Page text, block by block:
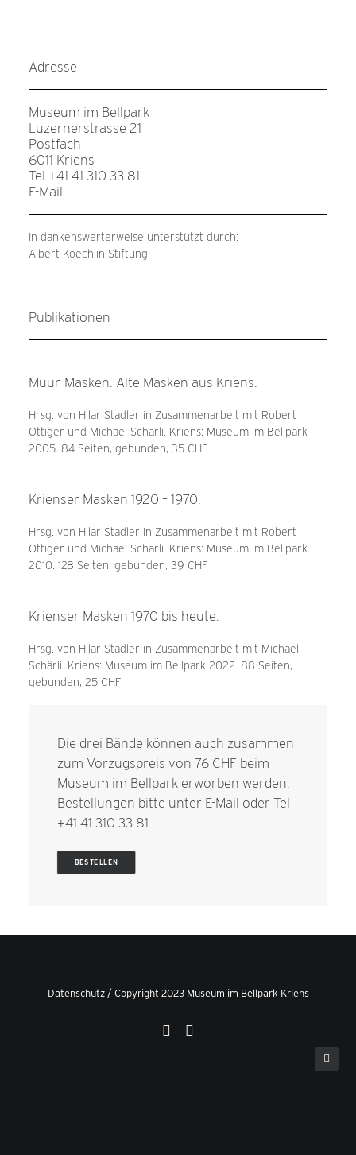
Adresse
Museum im Bellpark
Luzernerstrasse 21
Postfach
6011 Kriens
Tel +41 41 310 33 81
E-Mail
In dankenswerterweise unterstützt durch:
Albert Koechlin Stiftung
Publikationen
Muur-Masken. Alte Masken aus Kriens.
Hrsg. von Hilar Stadler in Zusammenarbeit mit Robert
Ottiger und Michael Schärli. Kriens: Museum im Bellpark
2005. 84 Seiten, gebunden, 35 CHF
Krienser Masken 1920 – 1970.
Hrsg. von Hilar Stadler in Zusammenarbeit mit Robert
Ottiger und Michael Schärli. Kriens: Museum im Bellpark
2010. 128 Seiten, gebunden, 39 CHF
Krienser Masken 1970 bis heute.
Hrsg. von Hilar Stadler in Zusammenarbeit mit Michael
Schärli. Kriens: Museum im Bellpark 2022. 88 Seiten,
gebunden, 25 CHF
Die drei Bände können auch zusammen
zum Vorzugspreis von 76 CHF beim
Museum im Bellpark erworben werden.
Bestellungen bitte unter E-Mail oder Tel
+41 41 310 33 81
BESTELLEN
Datenschutz/ Copyright 2023 Museum im Bellpark Kriens